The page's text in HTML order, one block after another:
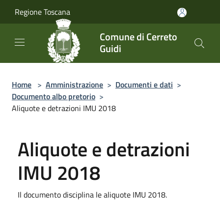
Regione Toscana
Comune di Cerreto
Guidi
Home > Amministrazione > Documenti e dati >
Documento albo pretorio >
Aliquote e detrazioni IMU 2018
Aliquote e detrazioni
IMU 2018
Il documento disciplina le aliquote IMU 2018.